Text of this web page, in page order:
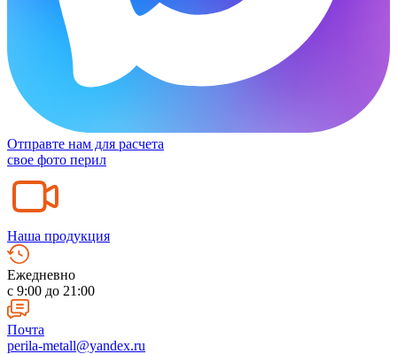
Отправте нам для расчета
свое фото перил
Наша продукция
Ежедневно
c 9:00 до 21:00
Почта
perila-metall@yandex.ru